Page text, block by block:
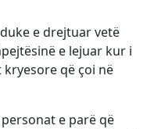
e drejtuar vetë
e lejuar kur i
që çoi në
e parë që